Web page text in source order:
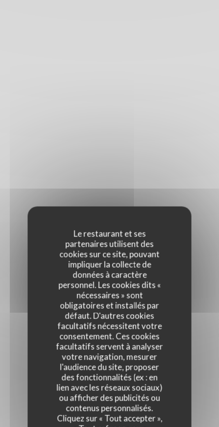
Le restaurant et ses
partenaires utilisent des
cookies sur ce site, pouvant
impliquer la collecte de
données à caractère
personnel. Les cookies dits «
nécessaires » sont
obligatoires et installés par
défaut. D'autres cookies
facultatifs nécessitent votre
consentement. Ces cookies
facultatifs servent à analyser
votre navigation, mesurer
l'audience du site, proposer
des fonctionnalités (ex : en
lien avec les réseaux sociaux)
ou afficher des publicités ou
contenus personnalisés.
Cliquez sur « Tout accepter »,